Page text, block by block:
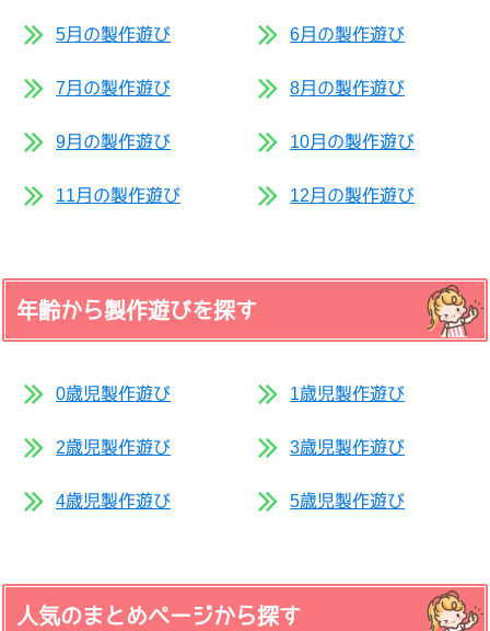
5月の製作遊び 6月の製作遊び
7月の製作遊び 8月の製作遊び
9月の製作遊び 10月の製作遊び
11月の製作遊び 12月の製作遊び
年齢から製作遊びを探す
0歳児製作遊び 1歳児製作遊び
2歳児製作遊び 3歳児製作遊び
4歳児製作遊び 5歳児製作遊び
人気のまとめページから探す